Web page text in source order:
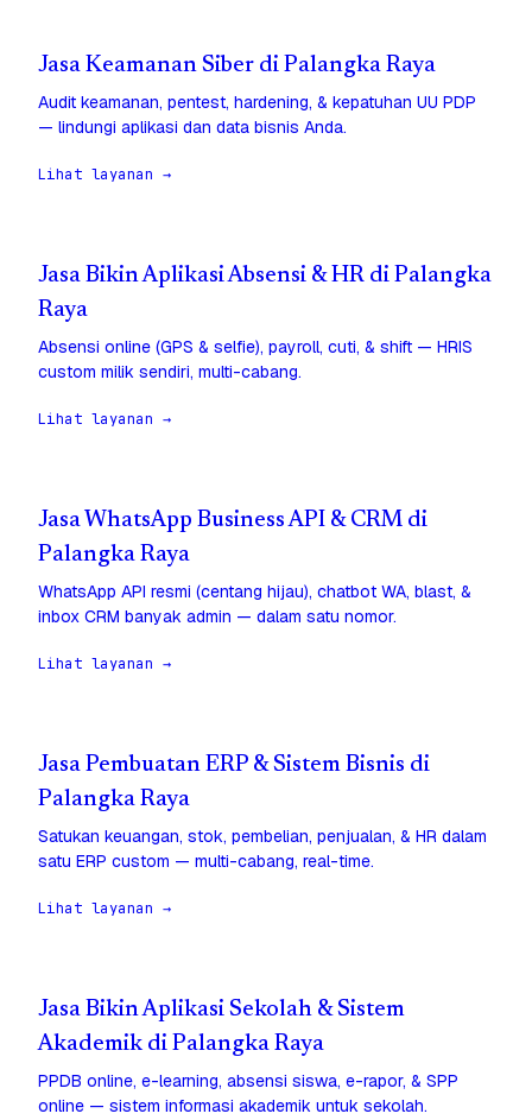
Jasa Keamanan Siber di Palangka Raya
Audit keamanan, pentest, hardening, & kepatuhan UU PDP
— lindungi aplikasi dan data bisnis Anda.
Lihat layanan →
Jasa Bikin Aplikasi Absensi & HR di Palangka
Raya
Absensi online (GPS & selfie), payroll, cuti, & shift — HRIS
custom milik sendiri, multi-cabang.
Lihat layanan →
Jasa WhatsApp Business API & CRM di
Palangka Raya
WhatsApp API resmi (centang hijau), chatbot WA, blast, &
inbox CRM banyak admin — dalam satu nomor.
Lihat layanan →
Jasa Pembuatan ERP & Sistem Bisnis di
Palangka Raya
Satukan keuangan, stok, pembelian, penjualan, & HR dalam
satu ERP custom — multi-cabang, real-time.
Lihat layanan →
Jasa Bikin Aplikasi Sekolah & Sistem
Akademik di Palangka Raya
PPDB online, e-learning, absensi siswa, e-rapor, & SPP
online — sistem informasi akademik untuk sekolah.